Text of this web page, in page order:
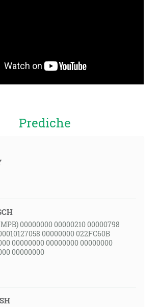
Prediche
00000000 00000210 00000798
00000000 022FC60B
00000000 00000000 00000000
00000000